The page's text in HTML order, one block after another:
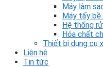
Máy làm
Máy tẩy
Hệ thống
Hóa chất
Thiết bị dụng cụ
Liên hệ
Tin tức